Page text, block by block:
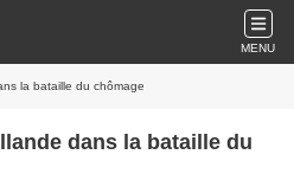
MENU
la bataille du chômage
dans la bataille du